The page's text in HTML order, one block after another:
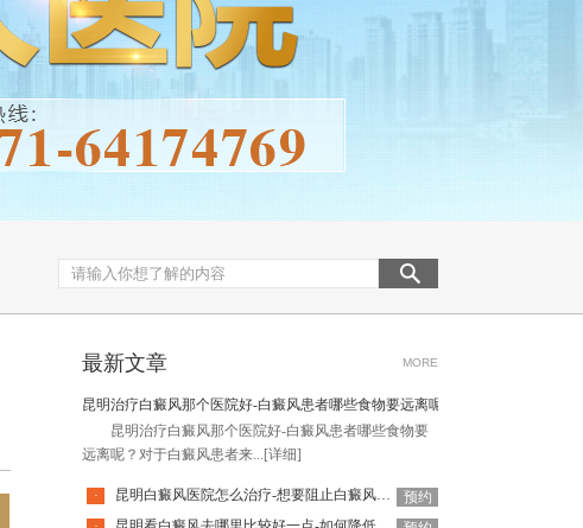
最新文章 MORE
昆明治疗白癜风那个医院好-白癜风患者哪些食物要远离呢
昆明治疗白癜风那个医院好-白癜风患者哪些食物要
远离呢？对于白癜风患者来... [详细]
· 昆明白癜风医院怎么治疗-想要阻止白癜风扩散该怎么做
预约